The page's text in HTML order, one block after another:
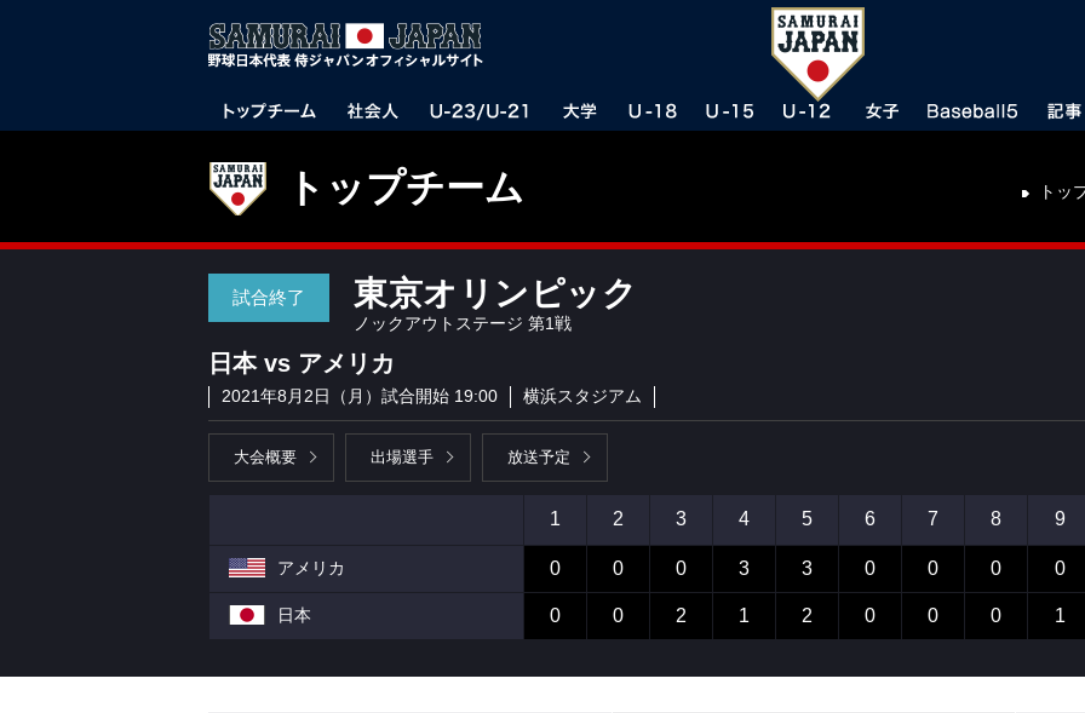
トップチーム トッ
試合終了 東京オリンピック
ノックアウトステージ 第1戦
日本 vs アメリカ
2021年8月2日（月）試合開始 19:00 横浜スタジアム
大会概要 出場選手 放送予定
1 2 3 4 5 6 7 8 9
アメリカ 0 0 0 3 3 0 0 0 0
日本 0 0 2 1 2 0 0 0 1